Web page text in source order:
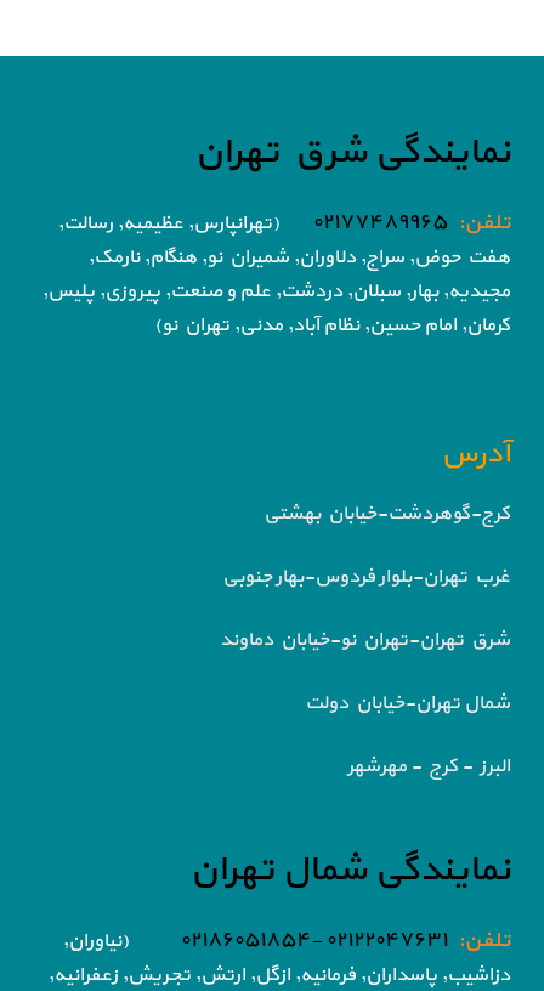
نمایندگی شرق تهران
تلفن: ۰۲۱۷۷۴۸۹۹۶۵
(تهرانپارس, عظیمیه, رسالت,
هفت حوض, سراج, دلاوران, شمیران نو, هنگام, نارمک,
مجیدیه, بهار, سبلان, دردشت, علم و صنعت, پیروزی, پلیس,
کرمان, امام حسین, نظام آباد, مدنی, تهران نو)
آدرس
کرج-گوهردشت-خیابان بهشتی
غرب تهران-بلوار فردوس-بهار جنوبی
شرق تهران-تهران نو-خیابان دماوند
شمال تهران-خیابان دولت
البرز - کرج - مهرشهر
نمایندگی شمال تهران
تلفن: ۰۲۱۲۲۰۴۷۶۳۱ -۰۲۱۸۶۰۵۱۸۵۴
(نیاوران,
دزاشیب, پاسداران, فرمانیه, ازگل, ارتش, تجریش, زعفرانیه,